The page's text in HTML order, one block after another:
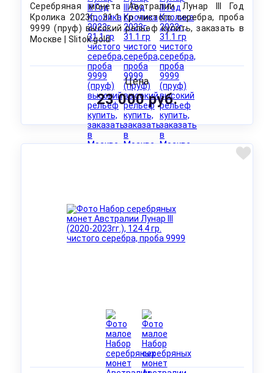
Серебряная монета Австралии Лунар III Год
Кролика 2023г., 31.1 гр чистого серебра, проба
9999 (пруф) высокий рельеф купить, заказать в
Москве | Slitok.gold
Цена
23 000 руб.